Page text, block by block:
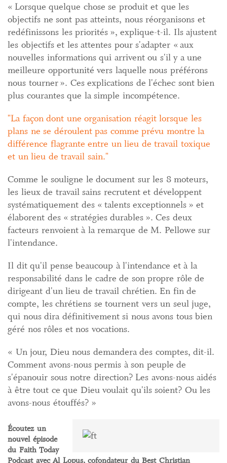
« Lorsque quelque chose se produit et que les
objectifs ne sont pas atteints, nous réorganisons et
redéfinissons les priorités », explique-t-il. Ils ajustent
les objectifs et les attentes pour s'adapter « aux
nouvelles informations qui arrivent ou s'il y a une
meilleure opportunité vers laquelle nous préférons
nous tourner ». Ces explications de l'échec sont bien
plus courantes que la simple incompétence.
La façon dont une organisation réagit lorsque les
plans ne se déroulent pas comme prévu montre la
différence flagrante entre un lieu de travail toxique
et un lieu de travail sain.
Comme le souligne le document sur les 8 moteurs,
les lieux de travail sains recrutent et développent
systématiquement des « talents exceptionnels » et
élaborent des « stratégies durables ». Ces deux
facteurs renvoient à la remarque de M. Pellowe sur
l'intendance.
Il dit qu'il pense beaucoup à l'intendance et à la
responsabilité dans le cadre de son propre rôle de
dirigeant d'un lieu de travail chrétien. En fin de
compte, les chrétiens se tournent vers un seul juge,
qui nous dira définitivement si nous avons tous bien
géré nos rôles et nos vocations.
« Un jour, Dieu nous demandera des comptes, dit-il.
Comment avons-nous permis à son peuple de
s'épanouir sous notre direction? Les avons-nous aidés
à être tout ce que Dieu voulait qu'ils soient? Ou les
avons-nous étouffés? »
Écoutez un
nouvel épisode
du Faith Today
Podcast avec Al Lopus, cofondateur du Best Christian